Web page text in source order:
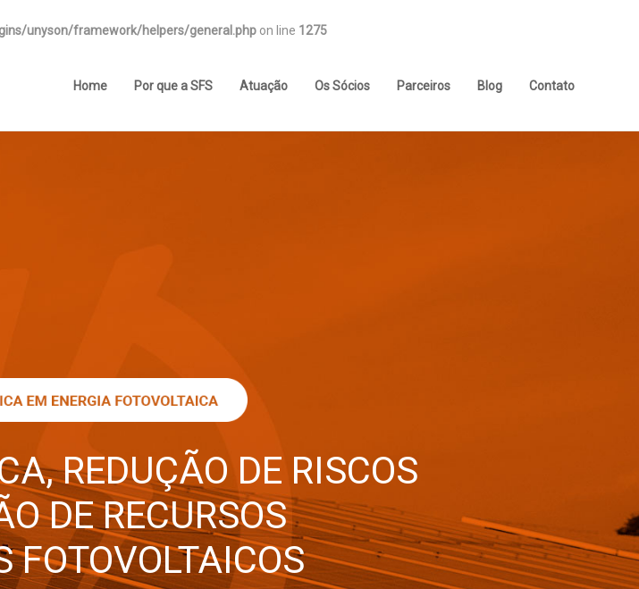
unyson/framework/helpers/general.php on line 1275
Home Por que a SFS Atuação Os Sócios Parceiros Blog Contato